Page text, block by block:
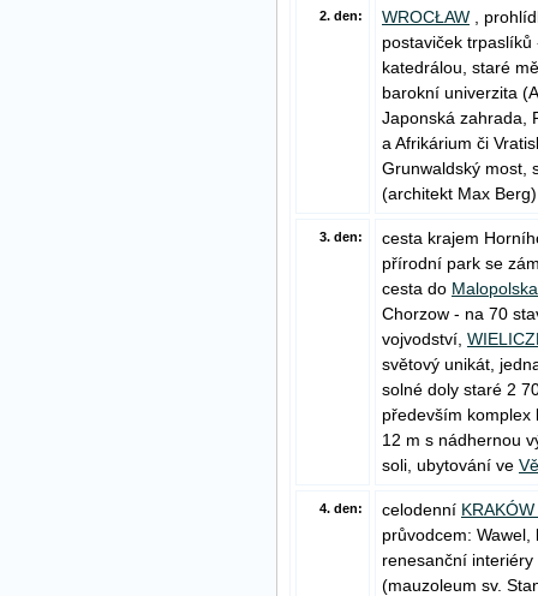
2. den: WROCŁAW ,
postaviček
katedrálou, staré
barokní univerzita
Japonská zahrada,
a Afrikárium či
Grunwaldský most,
(architekt Max
3. den:
cesta krajem
přírodní park se
cesta do Malopolska
Chorzow - na 70
vojvodství,
světový unikát,
solné doly staré 2
především komplex
12 m s nádhernou
soli, ubytování ve
4. den: celodenní KRAKÓW
průvodcem:
renesanční
(mauzoleum sv.